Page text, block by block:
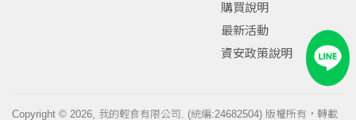
購買說明
最新活動
資安政策說明
Copyright © 2026, 我的輕食有限公司. (統編:24682504) 版權所有，轉載